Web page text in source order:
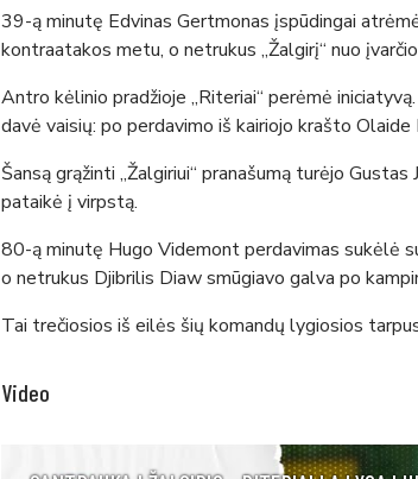
39-ą minutę Edvinas Gertmonas įspūdingai
kontraatakos metu, o netrukus „Žalgirį“ nuo
Antro kėlinio pradžioje „Riteriai“ perėmė
davė vaisių: po perdavimo iš kairiojo krašto
Šansą grąžinti „Žalgiriui“ pranašumą turėjo
pataikė į virpstą.
80-ą minutę Hugo Videmont perdavimas sukėlė
o netrukus Djibrilis Diaw smūgiavo galva po
Tai trečiosios iš eilės šių komandų lygiosios
Video